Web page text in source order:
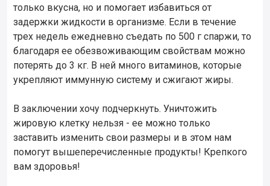
только вкусна, но и помогает избавиться от
задержки жидкости в организме. Если в течение
трех недель ежедневно съедать по 500 г спаржи, то
благодаря ее обезвоживающим свойствам можно
потерять до 3 кг. В ней много витаминов, которые
укрепляют иммунную систему и сжигают жиры.
В заключении хочу подчеркнуть. Уничтожить
жировую клетку нельзя - ее можно только
заставить изменить свои размеры и в этом нам
помогут вышеперечисленные продукты! Крепкого
вам здоровья!